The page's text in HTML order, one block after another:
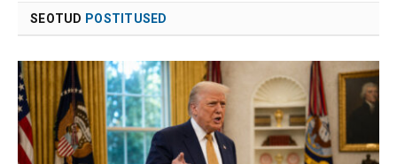
SEOTUD POSTITUSED